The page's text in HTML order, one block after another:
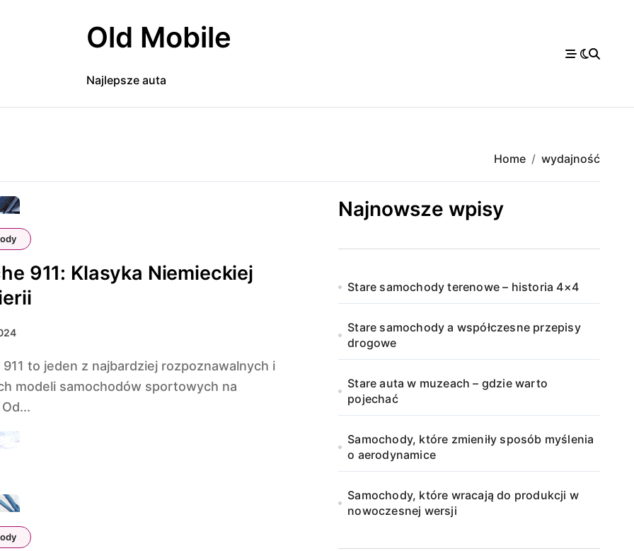
Old Mobile
Najlepsze auta
Home wydajność
911: Klasyka Niemieckiej
modeli samochodów sportowych na
Najnowsze wpisy
Stare samochody terenowe – historia 4×4
Stare samochody a współczesne przepisy
drogowe
Stare auta w muzeach – gdzie warto
pojechać
Samochody, które zmieniły sposób myślenia
o aerodynamice
Samochody, które wracają do produkcji w
nowoczesnej wersji